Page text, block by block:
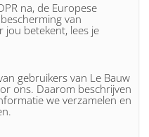
na, de Europese
van
jou betekent, lees je
gebruikers van Le Bauw
ons. Daarom beschrijven
we verzamelen en